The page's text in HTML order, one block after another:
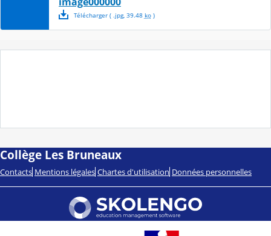
Télécharger( .jpg, 39.48 ko)
Collège Les Bruneaux
Contacts Mentions légales Chartes d'utilisation Données personnelles